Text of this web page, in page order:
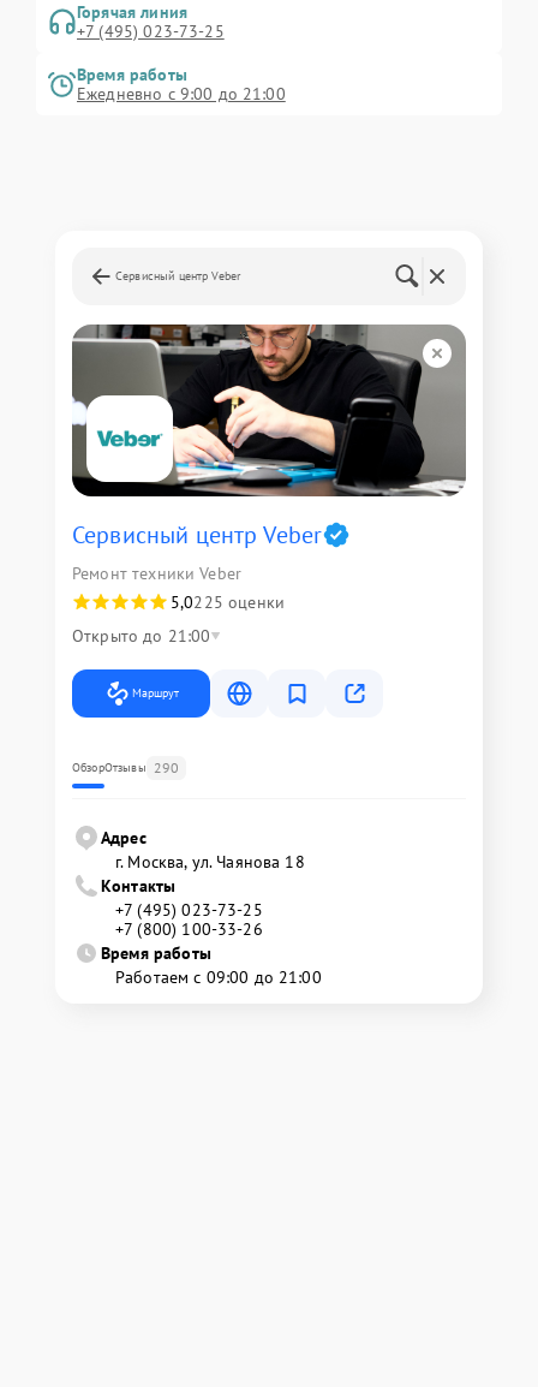
Горячая линия
+7 (495) 023-73-25
Время работы
Ежедневно с 9:00 до 21:00
Сервисный центр Veber
Сервисный центр Veber
Ремонт техники Veber
5,0225 оценки
Открыто до 21:00
Маршрут
ОбзорОтзывы 290
Адрес
г. Москва, ул. Чаянова 18
Контакты
+7 (495) 023-73-25
+7 (800) 100-33-26
Время работы
Работаем с 09:00 до 21:00